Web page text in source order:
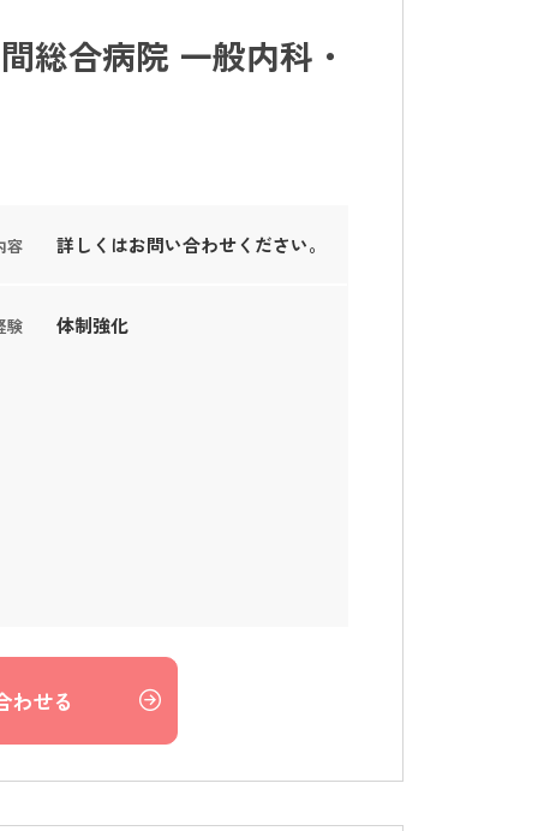
総合病院 一般内科・
容 詳しくはお問い合わせください。
験 体制強化
わせる